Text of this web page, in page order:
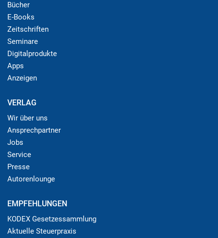
Bücher
E-Books
Zeitschriften
Seminare
Digitalprodukte
Apps
Anzeigen
VERLAG
Wir über uns
Ansprechpartner
Jobs
Service
Presse
Autorenlounge
EMPFEHLUNGEN
KODEX Gesetzessammlung
Aktuelle Steuerpraxis